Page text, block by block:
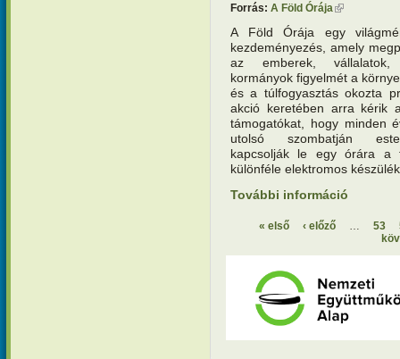
Forrás: A Föld Órája(külső
A Föld Órája egy
kezdeményezés, amely
az emberek, vállalatok,
kormányok figyelmét a
és a túlfogyasztás okozta
akció keretében arra kérik
támogatókat, hogy minden
utolsó szombatján
kapcsolják le egy órára a
különféle elektromos
További információ
« első ‹ előző … 53